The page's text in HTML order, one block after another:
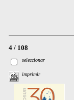
4 / 108
seleccionar
imprimir